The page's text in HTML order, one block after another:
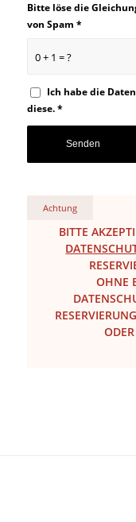
0 + 1 = ?
Bitte löse die
von Spam *
Ich habe die
diese.*
Achtung
BITTE
OHNE